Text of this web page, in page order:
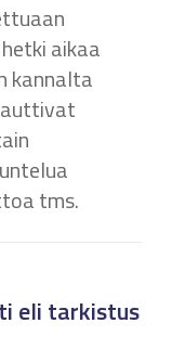
aikaa
kannalta
tms.
eli tarkistus